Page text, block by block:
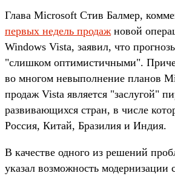
Глава Microsoft Стив Балмер,
первых недель продаж новой
Windows Vista, заявил, что
"слишком оптимистичными".
во многом невыполнение планов
продаж Vista является "заслугой"
развивающихся стран, в числе
Россия, Китай, Бразилия и Индия.
В качестве одного из решений
указал возможность модернизации